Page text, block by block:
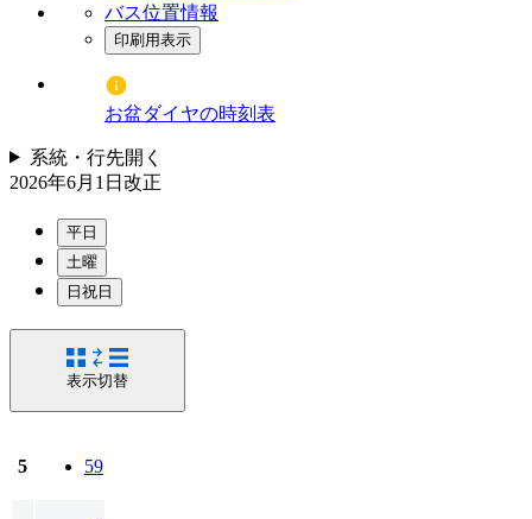
バス位置情報
印刷用表示
お盆ダイヤの時刻表
系統・行先開く
2026年6月1日 改正
平日
土曜
日祝日
表示切替
5 59